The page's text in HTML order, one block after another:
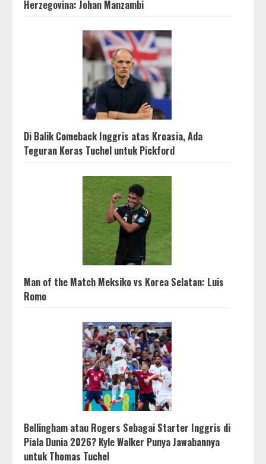
Herzegovina: Johan Manzambi
Di Balik Comeback Inggris atas Kroasia, Ada
Teguran Keras Tuchel untuk Pickford
Man of the Match Meksiko vs Korea Selatan: Luis
Romo
Bellingham atau Rogers Sebagai Starter Inggris di
Piala Dunia 2026? Kyle Walker Punya Jawabannya
untuk Thomas Tuchel